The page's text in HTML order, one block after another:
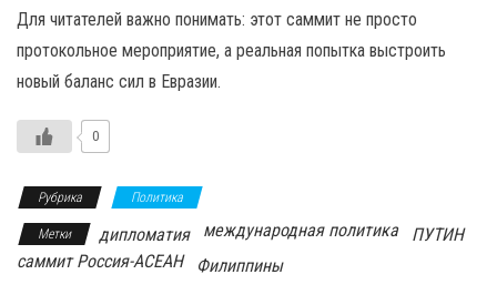
Для читателей важно понимать: этот саммит не просто
протокольное мероприятие, а реальная попытка выстроить
новый баланс сил в Евразии.
0
Рубрика Политика
Метки дипломатия международная политика
ПУТИН
саммит Россия-АСЕАН
Филиппины